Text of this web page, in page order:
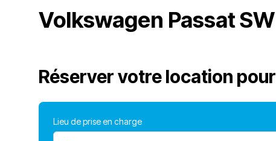
Volkswagen Passat SW
Réserver votre location pour
Lieu de prise en charge